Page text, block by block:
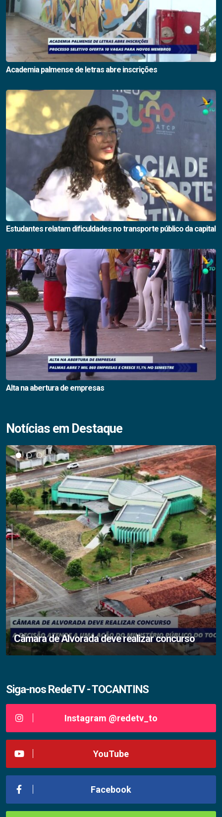
Academia palmense de letras abre inscrições
Estudantes relatam dificuldades no transporte público da capital
Alta na abertura de empresas
Notícias em Destaque
Câmara de Alvorada deve realizar concurso
Siga-nos RedeTV - TOCANTINS
Instagram @redetv_to
YouTube
Facebook